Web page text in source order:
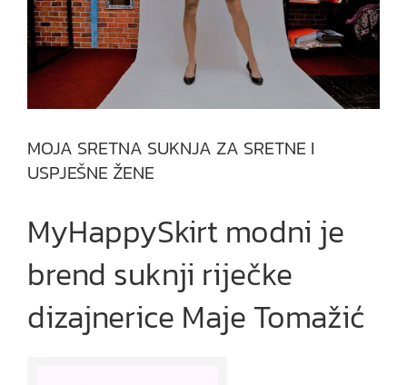
MOJA SRETNA SUKNJA ZA SRETNE I
USPJEŠNE ŽENE
MyHappySkirt modni je
brend suknji riječke
dizajnerice Maje Tomažić